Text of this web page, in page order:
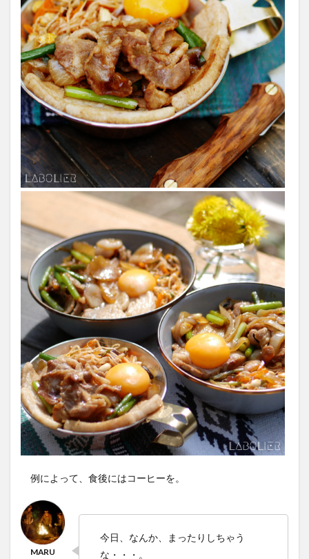
例によって、食後にはコーヒーを。
今日、なんか、まったりしちゃう
な・・・。